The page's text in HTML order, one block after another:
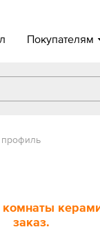
Покупателям
заказ.